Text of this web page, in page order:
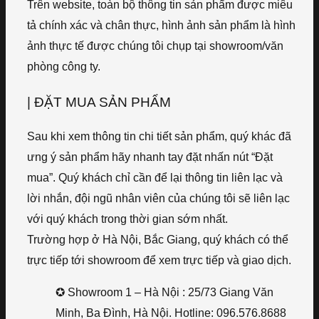
Trên website, toàn bộ thông tin sản phẩm được miêu
tả chính xác và chân thực, hình ảnh sản phẩm là hình
ảnh thực tế được chúng tôi chụp tại showroom/văn
phòng công ty.
| ĐẶT MUA SẢN PHẨM
Sau khi xem thông tin chi tiết sản phẩm, quý khác đã
ưng ý sản phẩm hãy nhanh tay đặt nhấn nút “Đặt
mua”. Quý khách chỉ cần để lại thông tin liên lạc và
lời nhắn, đội ngũ nhân viên của chúng tôi sẽ liên lạc
với quý khách trong thời gian sớm nhất.
Trường hợp ở Hà Nội, Bắc Giang, quý khách có thể
trực tiếp tới showroom để xem trực tiếp và giao dịch.
✪ Showroom 1 – Hà Nội : 25/73 Giang Văn
Minh, Ba Đình, Hà Nội. Hotline: 096.576.8688